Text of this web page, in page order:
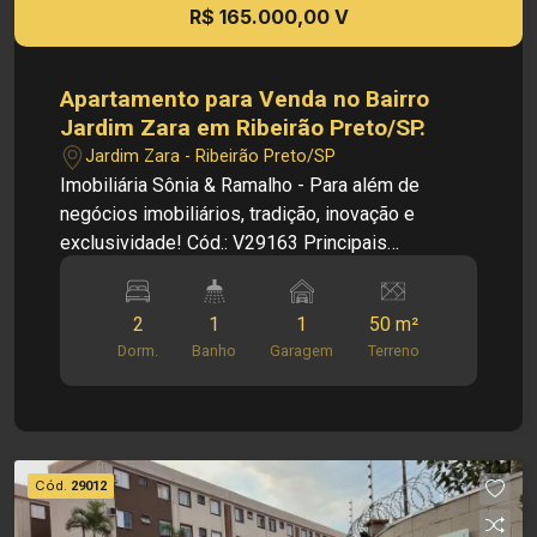
R$ 165.000,00 V
Apartamento para Venda no Bairro
Jardim Zara em Ribeirão Preto/SP.
Jardim Zara - Ribeirão Preto/SP
Imobiliária Sônia & Ramalho - Para além de
negócios imobiliários, tradição, inovação e
exclusividade! Cód.: V29163 Principais
Cozinha - 02 dormitórios - 01 banheiro social -
Área de serviço - 01 vaga de garagem
Dimensões: - 50,00m² de área útil Investimento
de compra: R$ 165.000,00 Obs: A imobiliária se
de seus imóveis, sem aviso prévio.
2
Dorm.
1
Banho
1
Garagem
50 m²
Terreno
Cód. 29012